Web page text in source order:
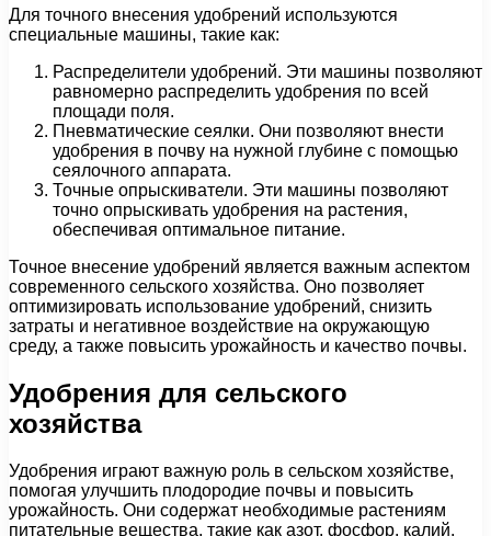
Для точного внесения удобрений используются
специальные машины, такие как:
Распределители удобрений. Эти машины позволяют
равномерно распределить удобрения по всей
площади поля.
Пневматические сеялки. Они позволяют внести
удобрения в почву на нужной глубине с помощью
сеялочного аппарата.
Точные опрыскиватели. Эти машины позволяют
точно опрыскивать удобрения на растения,
обеспечивая оптимальное питание.
Точное внесение удобрений является важным аспектом
современного сельского хозяйства. Оно позволяет
оптимизировать использование удобрений, снизить
затраты и негативное воздействие на окружающую
среду, а также повысить урожайность и качество почвы.
Удобрения для сельского
хозяйства
Удобрения играют важную роль в сельском хозяйстве,
помогая улучшить плодородие почвы и повысить
урожайность. Они содержат необходимые растениям
питательные вещества, такие как азот, фосфор, калий,